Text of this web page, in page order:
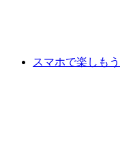
スマホで楽しもう